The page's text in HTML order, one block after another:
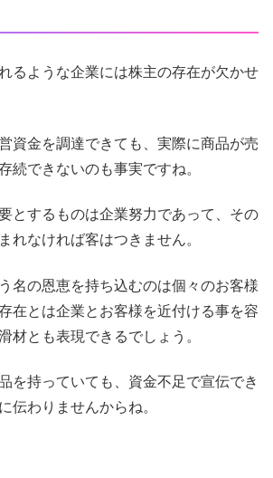
るような企業には株主の存在が欠かせ
資金を調達できても、実際に商品が売
続できないのも事実ですね。
とするものは企業努力であって、その
れなければ客はつきません。
名の恩恵を持ち込むのは個々のお客様
在とは企業とお客様を近付ける事を容
材とも表現できるでしょう。
を持っていても、資金不足で宣伝でき
伝わりませんからね。